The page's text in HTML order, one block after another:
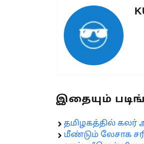
இதையும்
தமிழகத்தில்
மீண்டும் லேசாக